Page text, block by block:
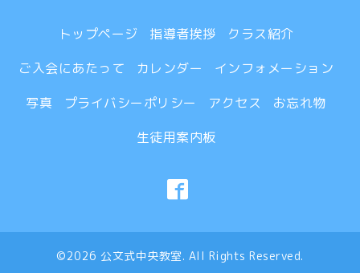
トップページ 指導者挨拶
クラス紹介
ご入会にあたって
カレンダー
インフォメーション
写真
プライバシーポリシー アクセス
お忘れ物
生徒用案内板
©2026 公文式中央教室. All Rights Reserved.